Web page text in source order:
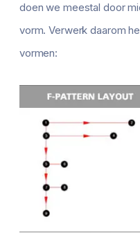
doen we meestal door
vorm. Verwerk daarom
vormen: